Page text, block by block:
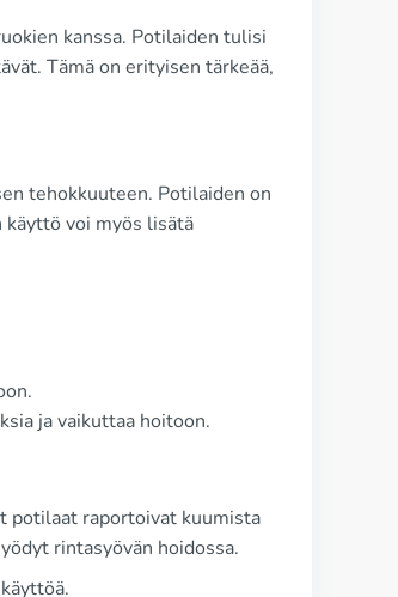
kanssa. Potilaiden tulisi
Tämä on erityisen tärkeää,
tehokkuuteen. Potilaiden on
käyttö voi myös lisätä
ja vaikuttaa hoitoon.
potilaat raportoivat kuumista
rintasyövän hoidossa.